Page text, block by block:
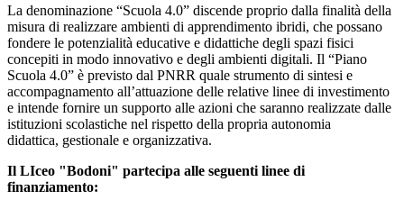
La denominazione “Scuola 4.0” discende proprio dalla finalità della
misura di realizzare ambienti di apprendimento ibridi, che possano
fondere le potenzialità educative e didattiche degli spazi fisici
concepiti in modo innovativo e degli ambienti digitali. Il “Piano
Scuola 4.0” è previsto dal PNRR quale strumento di sintesi e
accompagnamento all’attuazione delle relative linee di investimento
e intende fornire un supporto alle azioni che saranno realizzate dalle
istituzioni scolastiche nel rispetto della propria autonomia
didattica, gestionale e organizzativa.
Il LIceo "Bodoni" partecipa alle seguenti linee di
finanziamento: